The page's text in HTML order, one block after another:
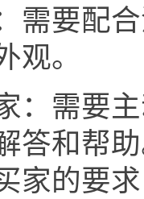
需要配
观。
：需要
答和帮
家的要